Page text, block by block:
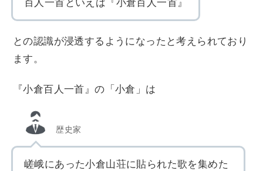
百人一首といえば『小倉百人一首』
との認識が浸透するようになったと考えられており
ます。
『小倉百人一首』の「小倉」は
歴史家
嵯峨にあった小倉山荘に貼られた歌を集めた